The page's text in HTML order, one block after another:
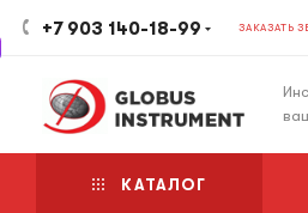
+7 903 140-18-99 ЗАКАЗАТЬ
КАТАЛОГ